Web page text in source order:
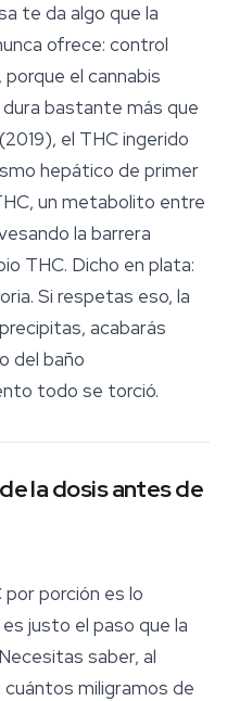
te da algo que la
ofrece: control
el cannabis
bastante más que
el THC ingerido
hepático de primer
un metabolito entre
la barrera
THC. Dicho en plata:
Si respetas eso, la
acabarás
del baño
todo se torció.
la dosis antes de
porción es lo
justo el paso que la
saber, al
miligramos de